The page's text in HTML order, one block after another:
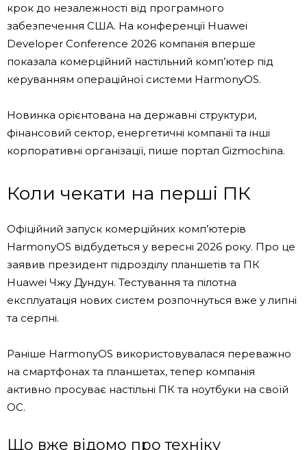
крок до незалежності від програмного
забезпечення США. На конференції Huawei
Developer Conference 2026 компанія вперше
показала комерційний настільний комп’ютер під
керуванням операційної системи HarmonyOS.
Новинка орієнтована на державні структури,
фінансовий сектор, енергетичні компанії та інші
корпоративні організації, пише портал Gizmochina.
Коли чекати на перші ПК
Офіційний запуск комерційних комп’ютерів
HarmonyOS відбудеться у вересні 2026 року. Про це
заявив президент підрозділу планшетів та ПК
Huawei Чжу Дундун. Тестування та пілотна
експлуатація нових систем розпочнуться вже у липні
та серпні.
Раніше HarmonyOS використовувалася переважно
на смартфонах та планшетах, тепер компанія
активно просуває настільні ПК та ноутбуки на своїй
ОС.
Що вже відомо про техніку